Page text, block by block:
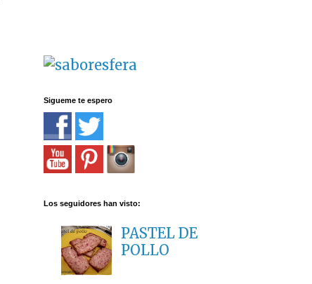
Sigueme te espero
Los seguidores han visto:
PASTEL DE
POLLO